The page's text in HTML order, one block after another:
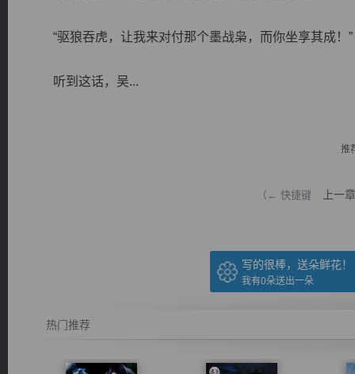
“驱狼吞虎，让我来对付那个墨战枭，而你坐享其成！”
听到这话，吴...
推
（← 快捷键 上一章
写的很棒，送朵鲜花！
我有0朵送出一朵
热门推荐